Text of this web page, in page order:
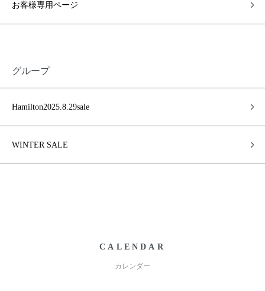
お客様専用ページ
グループ
Hamilton2025.8.29sale
WINTER SALE
CALENDAR
カレンダー